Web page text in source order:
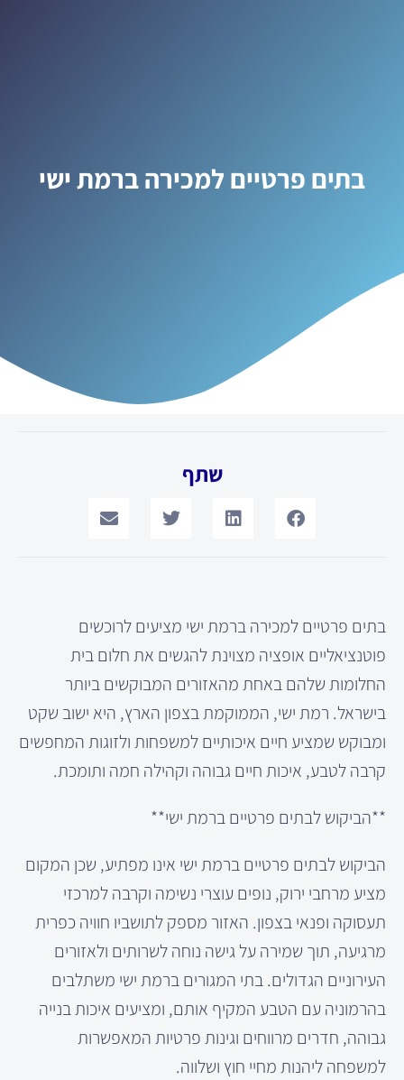
בתים פרטיים למכירה ברמת ישי
שתף
בתים פרטיים למכירה ברמת ישי מציעים לרוכשים
פוטנציאליים אופציה מצוינת להגשים את חלום בית
החלומות שלהם באחת מהאזורים המבוקשים ביותר
בישראל. רמת ישי, הממוקמת בצפון הארץ, היא ישוב שקט
ומבוקש שמציע חיים איכותיים למשפחות ולזוגות המחפשים
קרבה לטבע, איכות חיים גבוהה וקהילה חמה ותומכת.
**הביקוש לבתים פרטיים ברמת ישי**
הביקוש לבתים פרטיים ברמת ישי אינו מפתיע, שכן המקום
מציע מרחבי ירוק, נופים עוצרי נשימה וקרבה למרכזי
תעסוקה ופנאי בצפון. האזור מספק לתושביו חוויה כפרית
מרגיעה, תוך שמירה על גישה נוחה לשרותים ולאזורים
העירוניים הגדולים. בתי המגורים ברמת ישי משתלבים
בהרמוניה עם הטבע המקיף אותם, ומציעים איכות בנייה
גבוהה, חדרים מרווחים וגינות פרטיות המאפשרות
למשפחה ליהנות מחיי חוץ ושלווה.